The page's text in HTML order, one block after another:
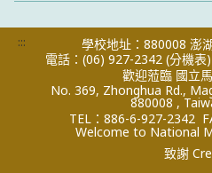
:::
學校地址：880008 澎
電話：(06) 927-2342 (分機表)
歡迎蒞臨 國立
No. 369, Zhonghua Rd.,
880008 ,
TEL：886-6-927-2342
Welcome to National
致謝